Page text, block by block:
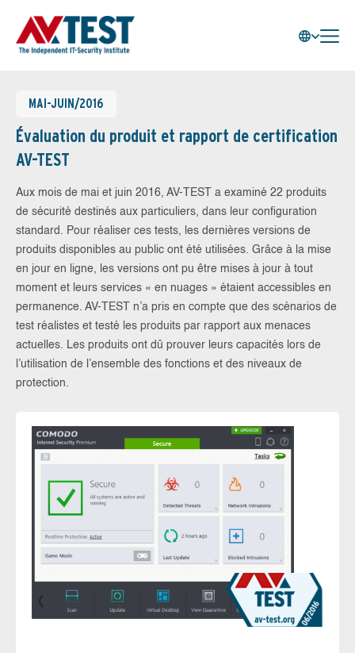
MAI-JUIN/2016
Évaluation du produit et rapport de certification
AV-TEST
Aux mois de mai et juin 2016, AV-TEST a examiné 22 produits
de sécurité destinés aux particuliers, dans leur configuration
standard. Pour réaliser ces tests, les dernières versions de
produits disponibles au public ont été utilisées. Grâce à la mise
en jour en ligne, les versions ont pu être mises à jour à tout
moment et leurs services « en nuages » étaient accessibles en
permanence. AV-TEST n’a pris en compte que des scénarios de
test réalistes et testé les produits par rapport aux menaces
actuelles. Les produits ont dû prouver leurs capacités lors de
l’utilisation de l’ensemble des fonctions et des niveaux de
protection.